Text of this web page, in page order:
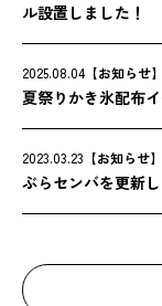
ル設置しました！
2025.08.04【お知らせ】
夏祭りかき氷配布
2023.03.23 【お知らせ】
ぶらセンバを更新